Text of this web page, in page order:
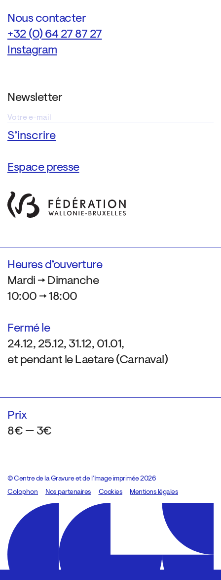
Nous contacter
+32 (0) 64 27 87 27
Instagram
Newsletter
Espace presse
Heures d’ouverture
Mardi → Dimanche
10:00 → 18:00
Fermé le
24.12, 25.12, 31.12, 01.01,
et pendant le Laetare (Carnaval)
Prix
8€ — 3€
© Centre de la Gravure et de l’Image imprimée 2026
Colophon
Design:Marcel Kaczmarek, code:8080.studio
Nos partenaires Cookies Mentions légales